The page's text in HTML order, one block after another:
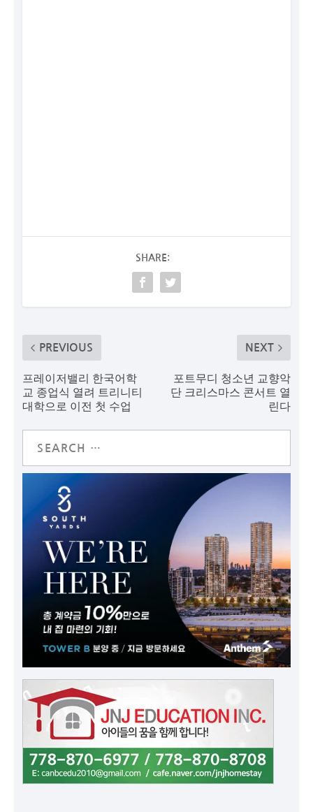
SHARE:
PREVIOUS
프레이저밸리 한국어학
교 종업식 열려 트리니티
대학으로 이전 첫 수업
NEXT
포트무디 청소년 교향악
단 크리스마스 콘서트 열
린다